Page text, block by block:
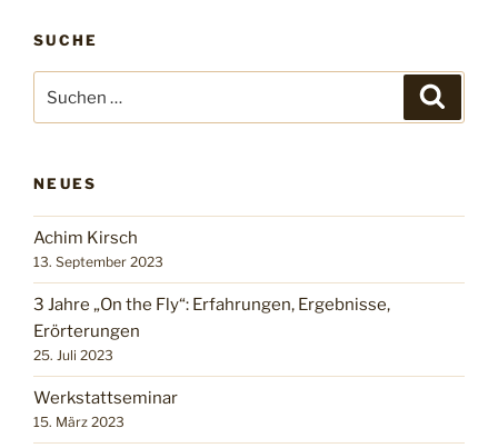
SUCHE
NEUES
Achim Kirsch
13. September 2023
3 Jahre „On the Fly“: Erfahrungen, Ergebnisse,
Erörterungen
25. Juli 2023
Werkstattseminar
15. März 2023